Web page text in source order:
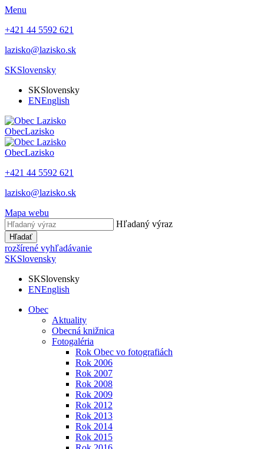
Menu
+421 44 5592 621
lazisko@lazisko.sk
SKSlovensky
SKSlovensky
ENEnglish
ObecLazisko
ObecLazisko
+421 44 5592 621
lazisko@lazisko.sk
Mapa webu
Hľadaný výraz
Hľadať
rozšírené vyhľadávanie
SKSlovensky
SKSlovensky
ENEnglish
Obec
Aktuality
Obecná knižnica
Fotogaléria
Rok Obec vo fotografiách
Rok 2006
Rok 2007
Rok 2008
Rok 2009
Rok 2012
Rok 2013
Rok 2014
Rok 2015